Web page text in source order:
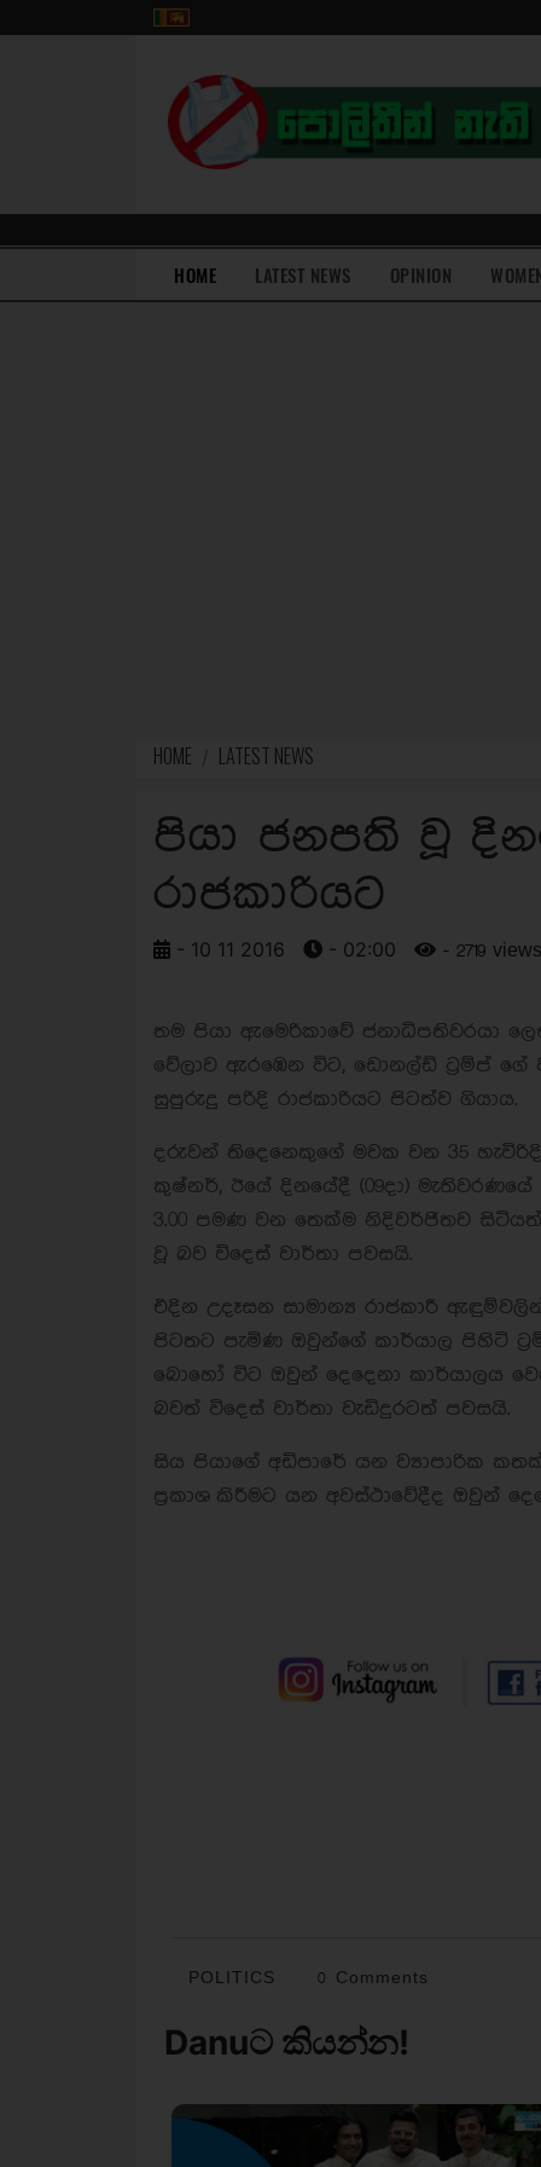
HOME(current)LATEST NEWS OPINION
HOME LATEST NEWS
පියා ජනපති වූ
රාජකාරියට
- 10 11 2016 - 02:00 - 2719 views
තම පියා ඇමෙරිකාවේ ජනාධිපතිවරයා
වේලාව ඇරඹෙන විට, ඩොනල්ඩ් ට්‍රම්ප්
සුපුරුදු පරිදි රාජකාරියට පිටත්ව ගියාය.
දරුවන් තිදෙනෙකුගේ මවක වන 35
කුෂ්නර්, ඊයේ දිනයේදී (09දා)
3.00 පමණ වන තෙක්ම නිදිවර්ජිතව
වූ බව විදෙස් වාර්තා පවසයි.
එදින උදෑසන සාමාන්‍ය රාජකාරී
පිටතට පැමිණ ඔවුන්ගේ කාර්යාල පිහිටි
බොහෝ විට ඔවුන් දෙදෙනා කාර්යාලය
බවත් විදෙස් වාර්තා වැඩිදුරටත් පවසයි.
සිය පියාගේ අඩිපාරේ යන ව්‍යාපාරික
ප්‍රකාශ කිරීමට යන අවස්ථාවේදීද ඔවුන්
POLITICS 0 Comments